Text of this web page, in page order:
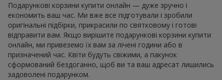
Подарункові корзини купити онлайн — дуже зручно і
економить ваш час. Ми вже все підготували і зробили
оригінальні підбірки, прикрасили по святковому і готові
відправити вам. Якщо вирішите подарункові корзини купити
онлайн, ми привеземо їх вам за лічені години або в
призначений час. Квіти будуть свіжими, а пакунок
сформований бездоганно, щоб ви та ваш адресат лишились
задоволені подарунком.